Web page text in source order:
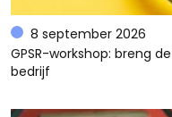
8 september 2026
GPSR-workshop: breng
bedrijf